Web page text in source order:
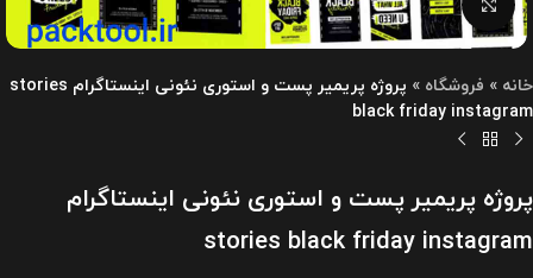
خانه » فروشگاه »
پروژه پریمیر پست و استوری نئونی اینستاگرام stories
black friday instagram
پروژه پریمیر پست و استوری نئونی اینستاگرام
stories black friday instagram